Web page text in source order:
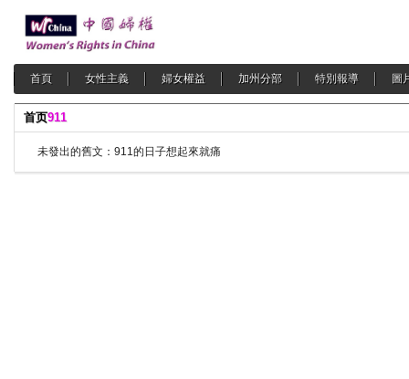
首頁 女性主義 婦女權益 加州分部 特別報導 圖
首页911
未發出的舊文：911的日子想起來就痛